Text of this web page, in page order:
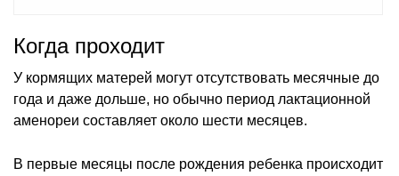
Когда проходит
У кормящих матерей могут отсутствовать месячные до
года и даже дольше, но обычно период лактационной
аменореи составляет около шести месяцев.
В первые месяцы после рождения ребенка происходит